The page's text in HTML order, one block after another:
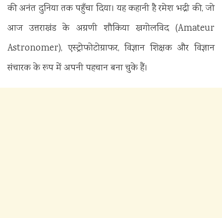
की अनंत दुनिया तक पहुँचा दिया। यह कहानी है रमेश भद्री की, जो
आज उत्तराखंड के अग्रणी शौकिया खगोलविद (Amateur
Astronomer), एस्ट्रोफोटोग्राफर, विज्ञान शिक्षक और विज्ञान
संचारक के रूप में अपनी पहचान बना चुके हैं।